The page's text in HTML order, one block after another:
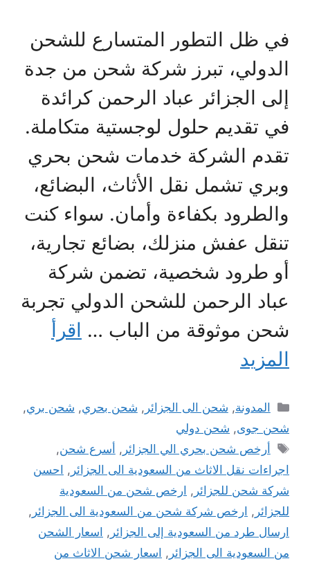
في ظل التطور المتسارع للشحن
الدولي، تبرز شركة شحن من جدة
إلى الجزائر عباد الرحمن كرائدة
في تقديم حلول لوجستية متكاملة.
تقدم الشركة خدمات شحن بحري
وبري تشمل نقل الأثاث، البضائع،
والطرود بكفاءة وأمان. سواء كنت
تنقل عفش منزلك، بضائع تجارية،
أو طرود شخصية، تضمن شركة
عباد الرحمن للشحن الدولي تجربة
شحن موثوقة من الباب … اقرأ
المزيد
التصنيفات
المدونة, شحن الى الجزائر , شحن بحري, شحن بري,
شحن جوى, شحن دولي
الوسوم
أرخص شحن بحري الي الجزائر , أسرع شحن,
اجراءات نقل الاثاث من السعودية الى الجزائر , احسن
شركة شحن للجزائر , ارخص شحن من السعودية
للجزائر , ارخص شركة شحن من السعودية الى الجزائر ,
ارسال طرد من السعودية إلى الجزائر , اسعار الشحن
من السعودية الى الجزائر , اسعار شحن الاثاث من